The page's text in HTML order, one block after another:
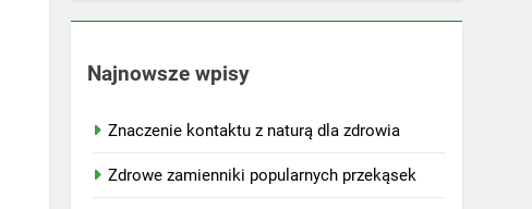
Najnowsze wpisy
Znaczenie kontaktu z naturą dla zdrowia
Zdrowe zamienniki popularnych przekąsek